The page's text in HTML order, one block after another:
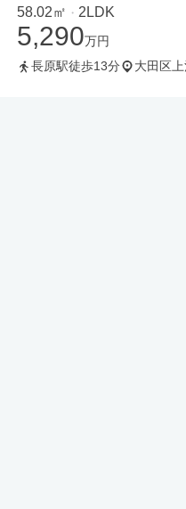
58.02㎡ ・ 2LDK
5,290万円
長原駅徒歩13分
大田区